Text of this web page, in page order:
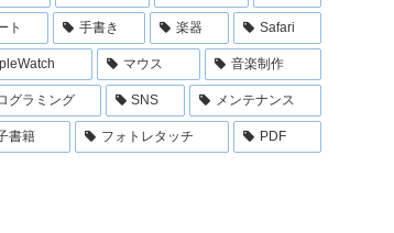
ト 手書き 楽器 Safari
マウス 音楽制作
グラミング SNS メンテナンス
書籍 フォトレタッチ PDF